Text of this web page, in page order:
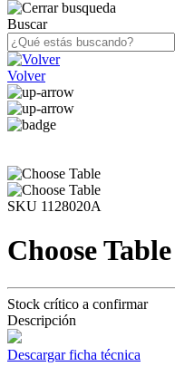
Buscar
Volver
SKU 1128020A
Choose Table
Stock crítico a confirmar
Descripción
Descargar ficha técnica